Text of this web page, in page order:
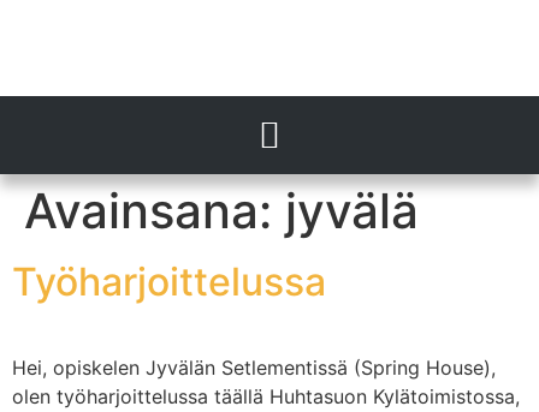
Avainsana: jyvälä
Työharjoittelussa
Hei, opiskelen Jyvälän Setlementissä (Spring House),
olen työharjoittelussa täällä Huhtasuon Kylätoimistossa,